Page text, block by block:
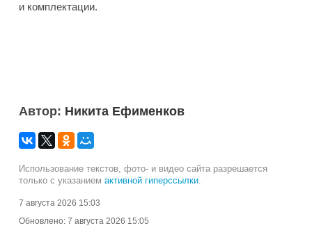
и комплектации.
Автор: Никита Ефименков
Использование текстов, фото- и видео сайта разрешается
только с указанием активной гиперссылки.
7 августа 2026 15:03
Обновлено: 7 августа 2026 15:05